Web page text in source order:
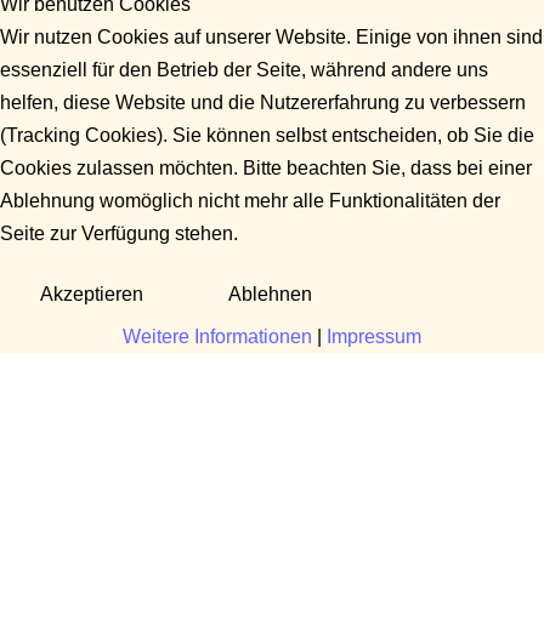
Wir benutzen Cookies
Wir nutzen Cookies auf unserer Website. Einige von ihnen sind
essenziell für den Betrieb der Seite, während andere uns
helfen, diese Website und die Nutzererfahrung zu verbessern
(Tracking Cookies). Sie können selbst entscheiden, ob Sie die
Cookies zulassen möchten. Bitte beachten Sie, dass bei einer
Ablehnung womöglich nicht mehr alle Funktionalitäten der
Seite zur Verfügung stehen.
Akzeptieren Ablehnen
Weitere Informationen Impressum